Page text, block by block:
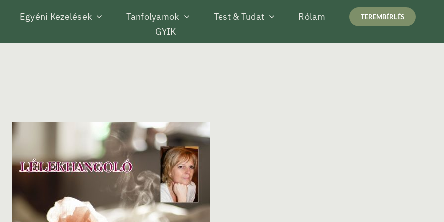
Egyéni Kezelések Tanfolyamok Test & Tudat Rólam TEREMBÉRLÉS
GYIK